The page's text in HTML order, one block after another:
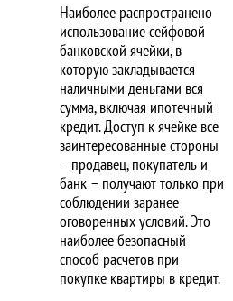
Наиболее распространено
использование сейфовой
банковской ячейки, в
которую закладывается
наличными деньгами вся
сумма, включая ипотечный
кредит. Доступ к ячейке все
заинтересованные стороны
– продавец, покупатель и
банк – получают только при
соблюдении заранее
оговоренных условий. Это
наиболее безопасный
способ расчетов при
покупке квартиры в кредит.